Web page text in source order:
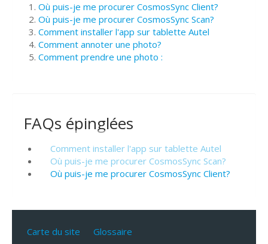
Où puis-je me procurer CosmosSync Client?
Où puis-je me procurer CosmosSync Scan?
Comment installer l'app sur tablette Autel
Comment annoter une photo?
Comment prendre une photo :
FAQs épinglées
Comment installer l'app sur tablette Autel
Où puis-je me procurer CosmosSync Scan?
Où puis-je me procurer CosmosSync Client?
Carte du site Glossaire